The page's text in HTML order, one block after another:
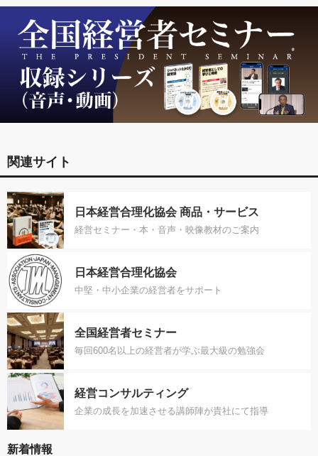
関連サイト
日本経営合理化協会 商品・サービス
経営セミナー・本・音声・映像教材のご案内
日本経営合理化協会
中堅・中小企業の経営者をサポート
全国経営者セミナー
毎回600名以上の経営者が学ぶ最大級の勉強会
経営コンサルティング
企業の成長を加速させる講師陣が貴社にて指導
新着情報